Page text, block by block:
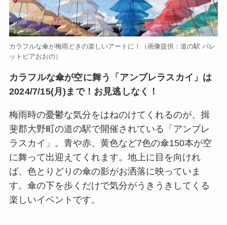
カラフルな傘が梅雨どきの楽しいアートに！（画像提供：道の駅 パレ
ットピアおおの）
カラフルな傘が空に舞う「アンブレラスカイ」は
2024/7/15(月)まで！お見逃しなく！
梅雨時の憂鬱な気分をはねのけてくれるのが、揖
斐郡大野町の道の駅で開催されている「アンブレ
ラスカイ」。青や赤、黄色など7色の傘150本が空
に舞って出迎えてくれます。地上に目を向けれ
ば、色とりどりの傘の影がお洒落に映っていま
す。傘の下を歩くだけで気分がうきうきしてくる
楽しいイベントです。